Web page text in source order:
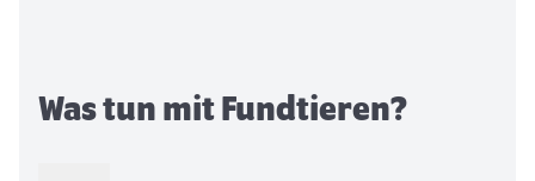
Was tun mit Fundtieren?